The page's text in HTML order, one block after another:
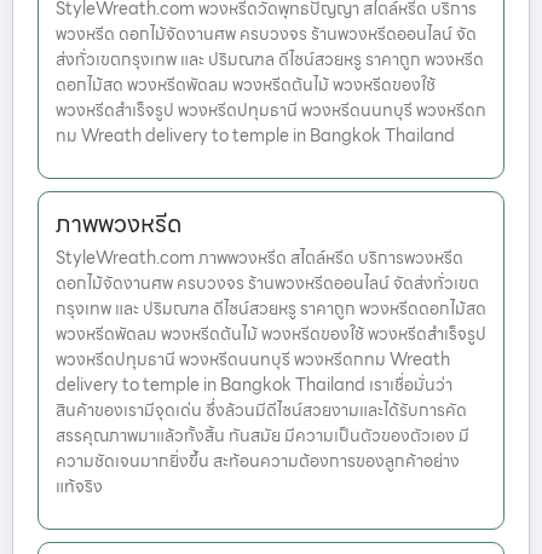
StyleWreath.com พวงหรีดวัดพุทธปัญญา สไตล์หรีด บริการ
พวงหรีด ดอกไม้จัดงานศพ ครบวงจร ร้านพวงหรีดออนไลน์ จัด
ส่งทั่วเขตกรุงเทพ และ ปริมณฑล ดีไซน์สวยหรู ราคาถูก พวงหรีด
ดอกไม้สด พวงหรีดพัดลม พวงหรีดต้นไม้ พวงหรีดของใช้
พวงหรีดสำเร็จรูป พวงหรีดปทุมธานี พวงหรีดนนทบุรี พวงหรีดก
ทม Wreath delivery to temple in Bangkok Thailand
ภาพพวงหรีด
StyleWreath.com ภาพพวงหรีด สไตล์หรีด บริการพวงหรีด
ดอกไม้จัดงานศพ ครบวงจร ร้านพวงหรีดออนไลน์ จัดส่งทั่วเขต
กรุงเทพ และ ปริมณฑล ดีไซน์สวยหรู ราคาถูก พวงหรีดดอกไม้สด
พวงหรีดพัดลม พวงหรีดต้นไม้ พวงหรีดของใช้ พวงหรีดสำเร็จรูป
พวงหรีดปทุมธานี พวงหรีดนนทบุรี พวงหรีดกทม Wreath
delivery to temple in Bangkok Thailand เราเชื่อมั่นว่า
สินค้าของเรามีจุดเด่น ซึ่งล้วนมีดีไซน์สวยงามและได้รับการคัด
สรรคุณภาพมาแล้วทั้งสิ้น ทันสมัย มีความเป็นตัวของตัวเอง มี
ความชัดเจนมากยิ่งขึ้น สะท้อนความต้องการของลูกค้าอย่าง
แท้จริง